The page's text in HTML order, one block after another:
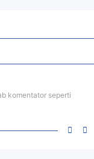
komentator seperti